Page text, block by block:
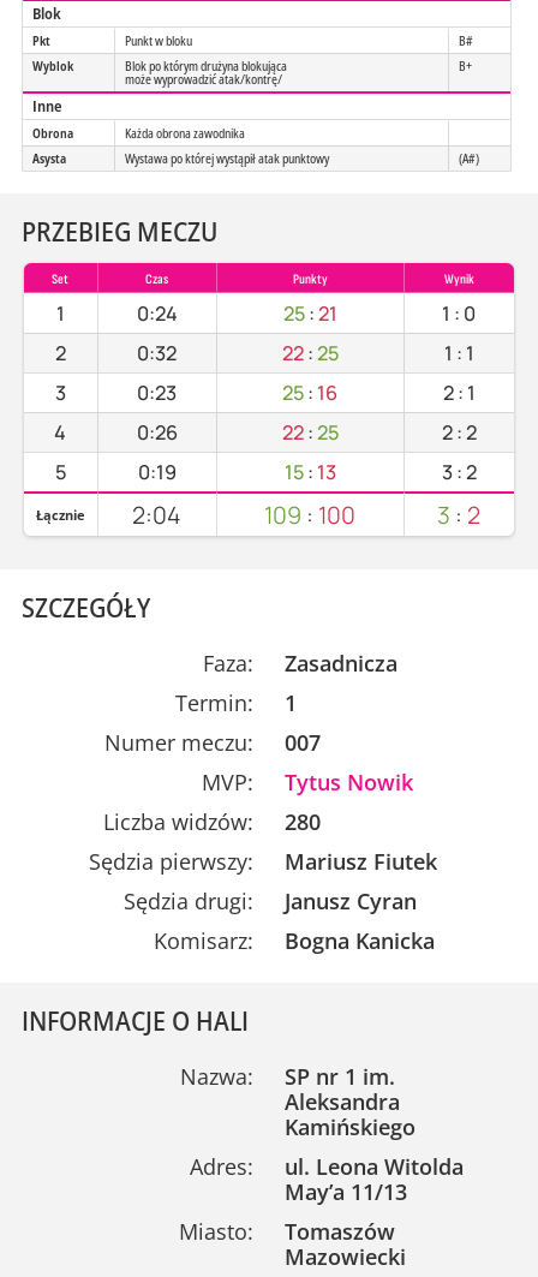
Blok
Pkt Punkt w bloku
B#
Wyblok
Blok po którym drużyna blokująca
może wyprowadzić atak/kontrę/
B+
Inne
Obrona
Każda obrona zawodnika
Asysta
Wystawa po której wystąpił atak punktowy (A#)
PRZEBIEG MECZU
Set Czas Punkty Wynik
1 0:24 25:21 1 : 0
2
0:32 22:25 1 : 1
3
0:23 25: 16 2: 1
4
0:26 22:25 2:2
5
0:19 15: 13 3:2
Łącznie 2:04 109 : 100 3 : 2
SZCZEGÓŁY
Faza:
Zasadnicza
Termin:
1
Numer meczu:
007
MVP:
Tytus Nowik
Liczba widzów:
280
Sędzia pierwszy:
Mariusz Fiutek
Sędzia drugi:
Janusz Cyran
Komisarz:
Bogna Kanicka
INFORMACJE O HALI
Nazwa:
SP nr 1 im.
Aleksandra
Kamińskiego
Adres:
ul. Leona Witolda
May’a 11/13
Miasto:
Tomaszów
Mazowiecki